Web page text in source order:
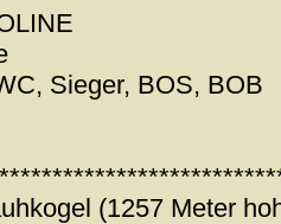
Sieger, BOS, BOB
(1257 Meter